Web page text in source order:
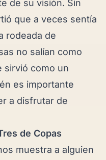
de su visión. Sin
que a veces sentía
rodeada de
no salían como
sirvió como un
es importante
a disfrutar de
de Copas
muestra a alguien